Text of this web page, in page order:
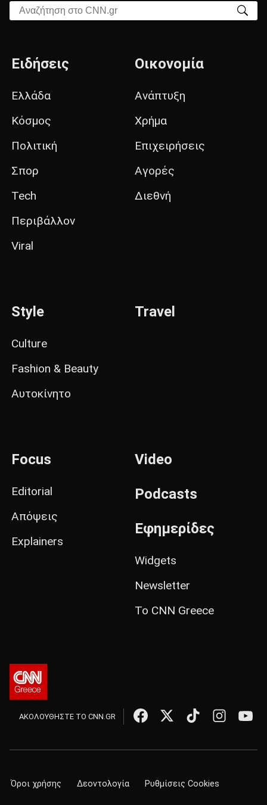
Αναζήτηση στο CNN.gr
Ειδήσεις
Ελλάδα
Κόσμος
Πολιτική
Σπορ
Tech
Περιβάλλον
Viral
Οικονομία
Ανάπτυξη
Χρήμα
Επιχειρήσεις
Αγορές
Διεθνή
Style
Culture
Fashion & Beauty
Αυτοκίνητο
Travel
Focus
Editorial
Απόψεις
Explainers
Video
Podcasts
Εφημερίδες
Widgets
Newsletter
Το CNN Greece
ΑΚΟΛΟΥΘΗΣΤΕ ΤΟ CNN.GR
Όροι χρήσης Δεοντολογία Ρυθμίσεις Cookies